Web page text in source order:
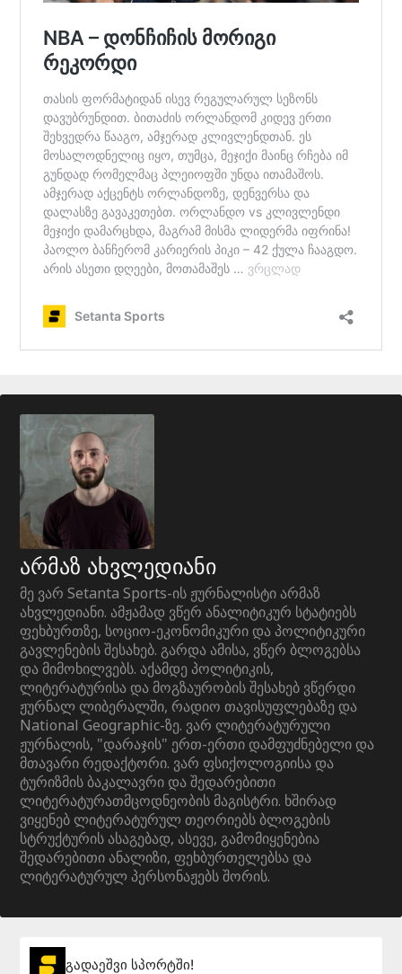
არმაზ ახვლედიანი
მე ვარ Setanta Sports-ის ჟურნალისტი არმაზ
ახვლედიანი. ამჟამად ვწერ ანალიტიკურ სტატიებს
ფეხბურთზე, სოციო-ეკონომიკური და პოლიტიკური
გავლენების შესახებ. გარდა ამისა, ვწერ ბლოგებსა
და მიმოხილვებს. აქამდე პოლიტიკის,
ლიტერატურისა და მოგზაურობის შესახებ ვწერდი
ჟურნალ ლიბერალში, რადიო თავისუფლებაზე და
National Geographic-ზე. ვარ ლიტერატურული
ჟურნალის, "დარაჯის" ერთ-ერთი დამფუძნებელი და
მთავარი რედაქტორი. ვარ ფსიქოლოგიისა და
ტურიზმის ბაკალავრი და შედარებითი
ლიტერატურათმცოდნეობის მაგისტრი. ხშირად
ვიყენებ ლიტერატურულ თეორიებს ბლოგების
სტრუქტურის ასაგებად, ასევე, გამომიყენებია
შედარებითი ანალიზი, ფეხბურთელებსა და
ლიტერატურულ პერსონაჟებს შორის.
გადაეშვი სპორტში!